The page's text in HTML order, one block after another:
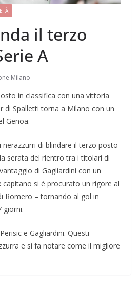
il terzo
A
Milano
in classifica con una vittoria
di Spalletti torna a Milano con un
Genoa.
di blindare il terzo posto
serata del rientro tra i titolari di
di Gagliardini con un
capitano si è procurato un rigore al
Romero – tornando al gol in
giorni.
e Gagliardini. Questi
e si fa notare come il migliore